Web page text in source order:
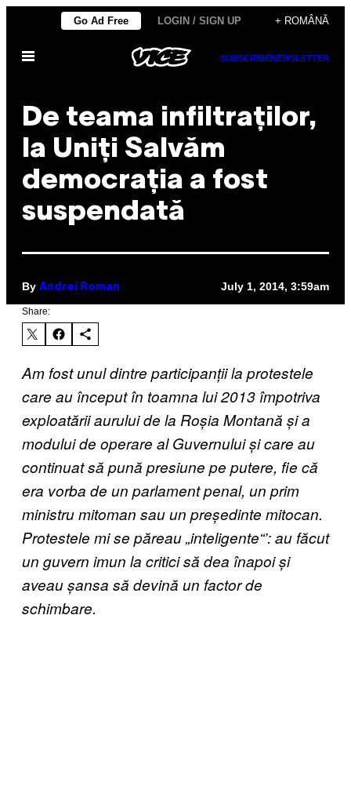
content
Go Ad Free LOGIN / SIGN UP + ROMÂNĂ
Open
SUBSCRIBENEWSLETTER
De teama infiltraților,
la Uniți Salvăm
democrația a fost
suspendată
By Andrei Roman July 1, 2014, 3:59am
Share:
Am fost unul dintre participanții la protestele
care au început în toamna lui 2013 împotriva
exploatării aurului de la Roșia Montană și a
modului de operare al Guvernului și care au
continuat să pună presiune pe putere, fie că
era vorba de un parlament penal, un prim
ministru mitoman sau un președinte mitocan.
Protestele mi se păreau „inteligente“’: au făcut
un guvern imun la critici să dea înapoi și
aveau șansa să devină un factor de
schimbare.